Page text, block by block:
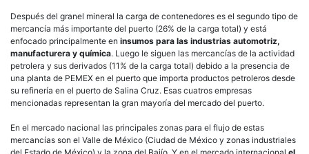
Después del granel mineral la carga de contenedores es el segundo tipo de
mercancía más importante del puerto (26% de la carga total) y está
enfocado principalmente en insumos para las industrias automotriz,
manufacturera y química. Luego le siguen las mercancías de la actividad
petrolera y sus derivados (11% de la carga total) debido a la presencia de
una planta de PEMEX en el puerto que importa productos petroleros desde
su refinería en el puerto de Salina Cruz. Esas cuatros empresas
mencionadas representan la gran mayoría del mercado del puerto.
En el mercado nacional las principales zonas para el flujo de estas
mercancías son el Valle de México (Ciudad de México y zonas industriales
del Estado de México) y la zona del Bajío. Y en el mercado internacional el